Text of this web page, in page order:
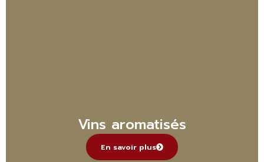
Vins aromatisés
En savoir plus